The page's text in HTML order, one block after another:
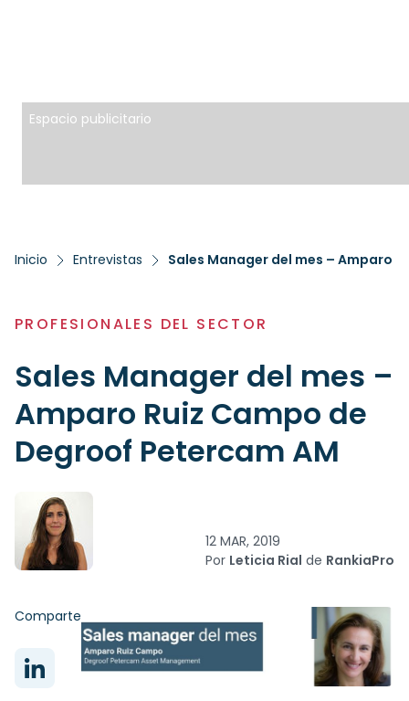
Espacio publicitario
Inicio Entrevistas Sales Manager del mes – Amparo
PROFESIONALES DEL SECTOR
Sales Manager del mes –
Amparo Ruiz Campo de
Degroof Petercam AM
12 MAR, 2019
Por Leticia Rial de RankiaPro
Comparte